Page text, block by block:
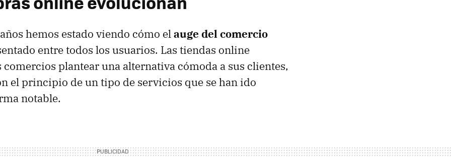
hemos estado viendo cómo elauge del comercio
entre todos los usuarios. Las tiendas online
plantear una alternativa cómoda a sus clientes,
el principio de un tipo de servicios que se han ido
notable.